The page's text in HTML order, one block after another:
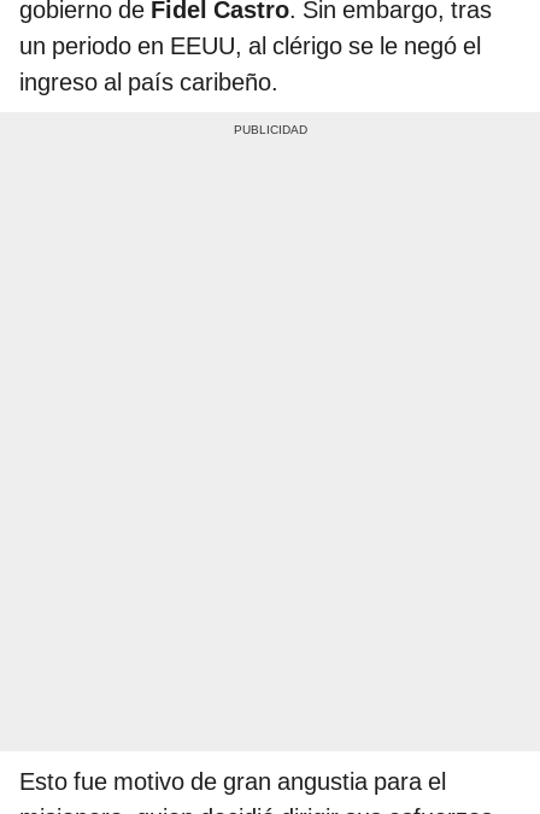
gobierno de Fidel Castro. Sin embargo, tras
un periodo en EEUU, al clérigo se le negó el
ingreso al país caribeño.
Esto fue motivo de gran angustia para el